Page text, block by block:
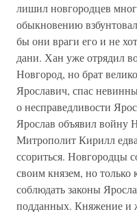
лишил новгородцев
обыкновению
бы они враги его и не
дани. Хан уже отрядил
Новгород, но брат
Ярославич, спас
о несправедливости
Ярослав объявил войну
Митрополит Кирилл
ссориться. Новгородцы
своим князем, но только
соблюдать законы
подданных. Княжение и